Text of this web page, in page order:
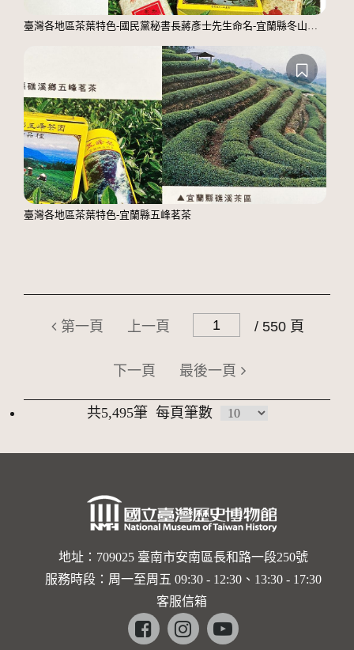
臺灣各地區茶葉特色-國民黨秘書長蔣彥士先生命名-宜蘭縣冬山鄉素馨茶
臺灣各地區茶葉特色-宜蘭縣五峰茗茶
第一頁 上一頁 / 550 頁
下一頁 最後一頁
共5,495筆 每頁筆數
地址：709025 臺南市安南區長和路一段250號
服務時段：周一至周五 09:30 - 12:30、13:30 - 17:30
客服信箱
Facebookinstagramyoutube